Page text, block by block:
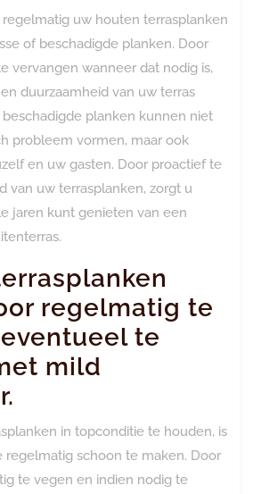
uw houten terrasplanken
of beschadigde planken. Door
vervangen wanneer dat nodig is,
duurzaamheid van uw terras
planken kunnen niet
probleem vormen, maar ook
en uw gasten. Door proactief te
van uw terrasplanken, zorgt u
jaren kunt genieten van een
regelmatig te
te
mild
in topconditie te houden, is
regelmatig schoon te maken. Door
te vegen en indien nodig te